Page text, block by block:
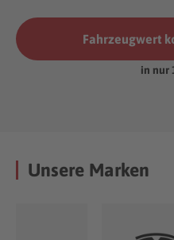
Fahrzeugwert
in nur
Unsere Marken